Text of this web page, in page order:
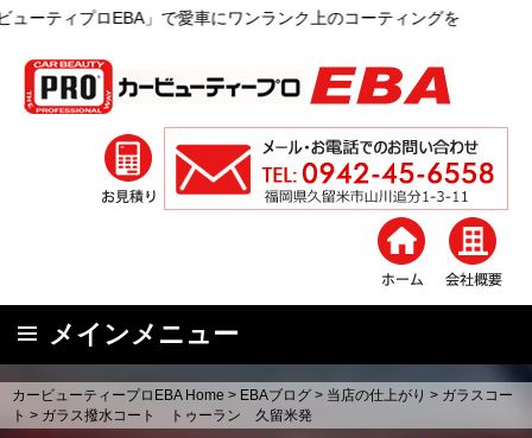
EBA」で愛車にワンランク上のコーティングを
メインメニュー
コ
ン
カービューティープロEBA Home > EBAブログ > 当店の仕上がり > ガラスコー
ト > ガラス撥水コート トゥーラン 久留米発